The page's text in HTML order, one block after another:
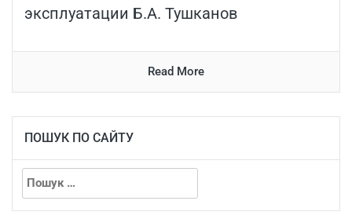
эксплуатации Б.А. Тушканов
Read More
ПОШУК ПО САЙТУ